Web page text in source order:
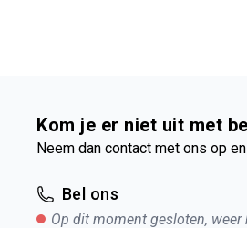
Kom je er niet uit met
Neem dan contact met ons op
Bel ons
Op dit moment gesloten,